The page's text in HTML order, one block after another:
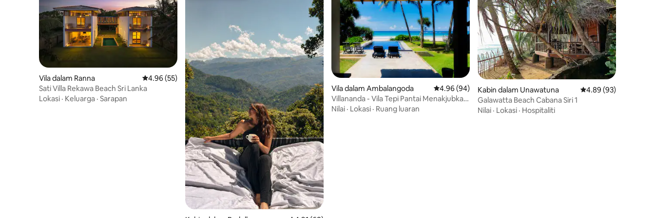
Vila dalam Ranna Penarafan purata 4.96 daripada 5, 55 ulasan
4.96 (55)
Sati Villa Rekawa Beach Sri Lanka
Lokasi · Keluarga · Sarapan
Vila dalam Ambalangoda Penarafan purata 4.96 daripada 5, 94 ulasan
4.96 (94)
Villananda - Vila Tepi Pantai Menakjubkan
Dengan Kolam Renang
Nilai · Lokasi · Ruang luaran
Kabin dalam Unawatuna Penarafan purata
4.89 (93)
Galawatta Beach Cabana Siri 1
Nilai · Lokasi · Hospitaliti